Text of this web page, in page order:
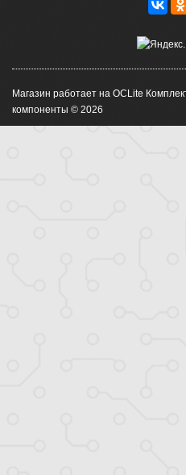
Магазин работает на OCLite
компоненты © 2026